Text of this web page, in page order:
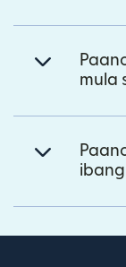
mula